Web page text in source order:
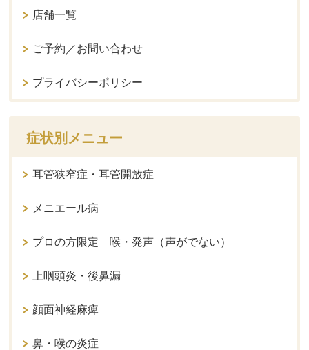
店舗一覧
ご予約／お問い合わせ
プライバシーポリシー
症状別メニュー
耳管狭窄症・耳管開放症
メニエール病
プロの方限定 喉・発声（声がでない）
上咽頭炎・後鼻漏
顔面神経麻痺
鼻・喉の炎症